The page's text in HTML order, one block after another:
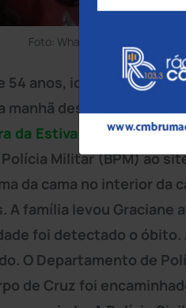
Foto: WhatsApp/Achei Sudoeste
54 anos, identificada
manhã desta quarta-
da Estiva , na região da
Militar (BPM) ao
da cama no interior da
A família levou Graciane
foi detectado o
O Departamento de
de Cruz foi